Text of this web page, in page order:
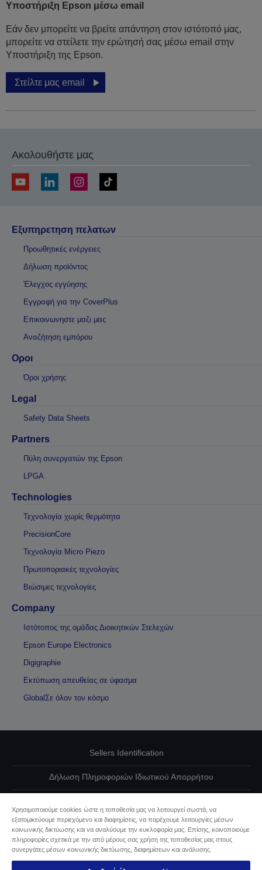
Υποστήριξη Epson μέσω email
Εάν δεν μπορείτε να βρείτε απάντηση στον ιστότοπό μας,
μπορείτε να στείλετε την ερώτησή σας μέσω email στην
Υποστήριξη της Epson.
Στείλτε μας email
Ακολουθήστε μας
Εξυπηρετηση πελατων
Προωθητικές ενέργειες
Δήλωση προϊόντος
Έλεγχος εγγύησης
Εγγραφή για την CoverPlus
Επικοινωνηστε μαζι μας
Αναζήτηση εμπόρου
Οροι
Όροι χρήσης
Legal
Safety Data Sheets
Partners
Πύλη συνεργατών της Epson
LPGA
Technologies
Τεχνολογία χωρίς θερμότητα
PrecisionCore
Τεχνολογία Micro Piezo
Πρωτοποριακές τεχνολογίες
Βιώσιμες τεχνολογίες
Company
Ιστότοπος της ομάδας Διοικητικών Στελεχών
Epson Europe Electronics
Digigraphie
Εκτύπωση απευθείας σε ύφασμα
GlobalΣε όλον τον κόσμο
Sellers Identification
Δήλωση Πληροφοριών Ιδιωτικού Απορρήτου
Επικοινωνήστε μαζί μας για τα δεδομένα σας
Πληροφορίες σχετικά με τα cookie
Χρησιμοποιούμε cookies ώστε η τοποθεσία μας να λειτουργεί σωστά, να
εξατομικεύουμε περιεχόμενο και διαφημίσεις, να παρέχουμε λειτουργίες μέσων
κοινωνικής δικτύωσης και να αναλύουμε την κυκλοφορία μας. Επίσης, κοινοποιούμε
πληροφορίες σχετικά με την από μέρους σας χρήση της τοποθεσίας μας στους
συνεργάτες μέσων κοινωνικής δικτύωσης, διαφημίσεων και ανάλυσης.